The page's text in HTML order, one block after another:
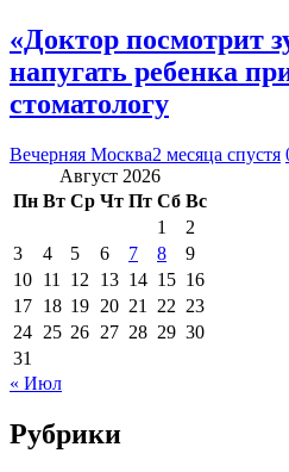
«Доктор посмотрит
напугать ребенка
стоматологу
Вечерняя Москва2 месяца спустя
Август 2026
Пн Вт Ср Чт Пт Сб Вс
1
2
3
4 5 6 7 8
9
10 11 12 13 14 15 16
17 18 19 20 21 22 23
24 25 26 27 28 29 30
31
« Июл
Рубрики